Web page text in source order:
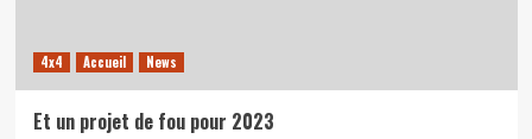
4x4 Accueil News
Et un projet de fou pour 2023